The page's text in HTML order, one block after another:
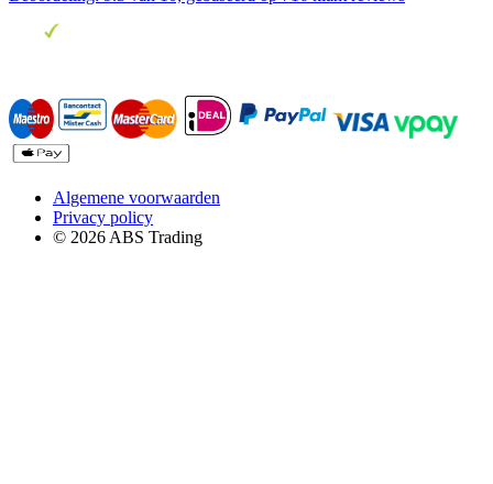
Algemene voorwaarden
Privacy policy
© 2026 ABS Trading